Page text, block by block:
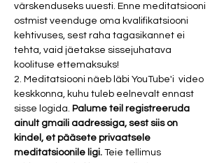
värskenduseks uuesti. Enne meditatsiooni
ostmist veenduge oma kvalifikatsiooni
kehtivuses, sest raha tagasikannet ei
tehta, vaid jäetakse sissejuhatava
koolituse ettemaksuks!
2. Meditatsiooni näeb läbi YouTube'i  video
keskkonna, kuhu tuleb eelnevalt ennast
sisse logida. Palume teil registreeruda
ainult gmaili aadressiga, sest siis on
kindel, et pääsete privaatsele
meditatsioonile ligi. Teie tellimus